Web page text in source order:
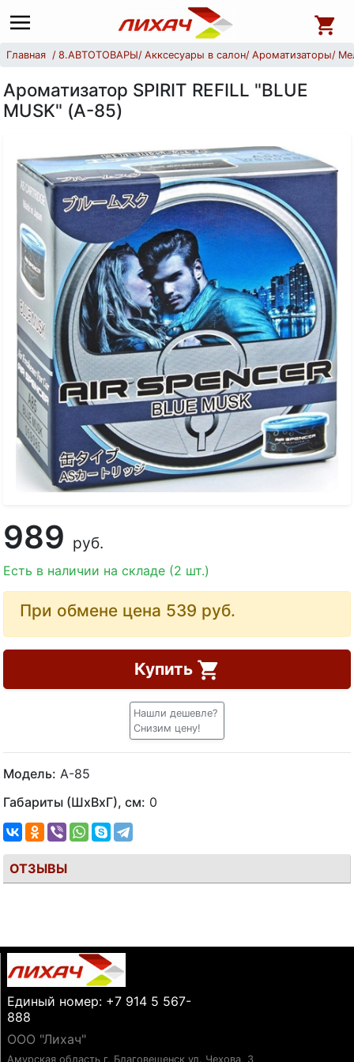
Главная 8.АВТОТОВАРЫ Акксесуары в салон Ароматизаторы
Ароматизатор SPIRIT REFILL "BLUE
MUSK" (А-85)
989 руб.
Есть в наличии на складе (2 шт.)
При обмене цена 539 руб.
Купить
Нашли дешевле?
Снизим цену!
Модель: А-85
Габариты (ШхВхГ), см: 0
ОТЗЫВЫ
Единый номер: +7 914 5 567-
888
ООО "Лихач"
Амурская область г. Благовещенск ул. Чехова, 3